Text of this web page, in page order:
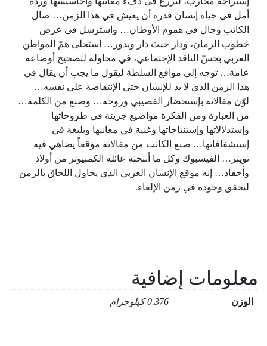
أمل في حياة إنسان قدره أن يعيش في هذا الزمن… صال
الكاتب وجال في هموم الأوطان… واسترسل في عرض
خطوب الزمان، ودار حيث دار ويدور… استجلى همّ المواطن
العربي بحسّ الناقد الإجتماعي، في محاولة لتصحيح أوضاعه
عامة… توجه إلى مواقع السلطة ليقول ما يجب أن يقال في
هذا الزمن الذي لا بد للإنسان حتى الإنتفاضة على نفسه…
لوّن مقالاته بإستحضار القصيبي وروحه… وصنع من الكلمة…
من العبارة ومن الفكرة مواضيع جريئة في طروحاتها
وإستدلالاتها وإستنتاجاتها وغنية في معانيها وبليغة في
إستشفافاتها… صنع الكاتب من مقالاته موقعاً يضاهي فيه
تويتر… الفيسبوك وكل ما أنتجته عائلة الكمبيوتر من أولاد
وأحفاد… إنه موقع الإنسان العربي الذي يحاول اللحاق بالزمن
ليحقق وجوده في زمن الإلغاء.
معلومات إضافية
الوزن 0.376 كيلوجرام